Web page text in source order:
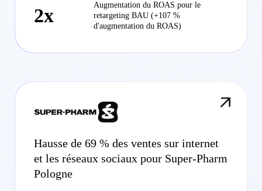
2x
Augmentation du ROAS pour le
retargeting BAU (+107 %
d'augmentation du ROAS)
Hausse de 69 % des ventes sur internet
et les réseaux sociaux pour Super-Pharm
Pologne